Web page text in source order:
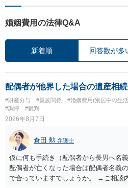
婚姻費用の法律Q&A
新着順 回答数が多
配偶者が他界した場合の遺産相続
#財産分与 #親族関係 #婚姻費用(別居中の生
#調停
#裁判
2026年8月7日
倉田 勲 弁護士
仮に何も手続き（配偶者から長男へ名
配偶者が亡くなった場合は配偶者名義
で合っていますでしょうか。 →ご相談